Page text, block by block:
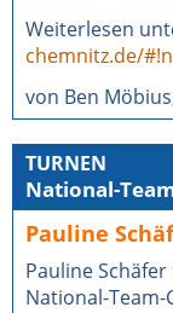
Weiterlesen
chemnitz.de/
von Ben
TURNEN
National-
Pauline
Pauline
National-Team-